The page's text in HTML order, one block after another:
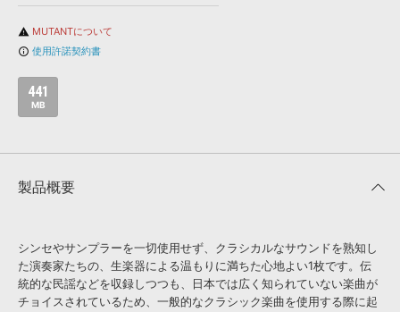
APS
SLS
warning MUTANTについて
info_outline 使用許諾契約書
441
MB
製品概要
シンセやサンプラーを一切使用せず、クラシカルなサウンドを熟知し
た演奏家たちの、生楽器による温もりに満ちた心地よい1枚です。伝
統的な民謡などを収録しつつも、日本では広く知られていない楽曲が
チョイスされているため、一般的なクラシック楽曲を使用する際に起